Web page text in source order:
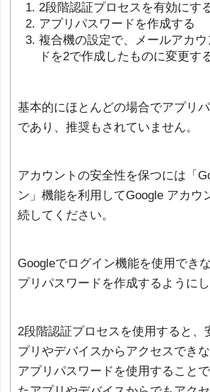
2段階認証プロセスを有効にす
アプリパスワードを作成する
複合機の設定で、メールアカ
ドを2で作成したものに変更す
基本的にほとんどの場合でアプリ
であり、推奨もされていません。
アカウントの安全性を保つには「
ン」機能を利用してGoogle アカウ
続してください。
Googleでログイン機能を使用でき
プリパスワードを作成するようにし
2段階認証プロセスを使用すると、
プリやデバイスからアクセスできな
アプリパスワードを使用すること